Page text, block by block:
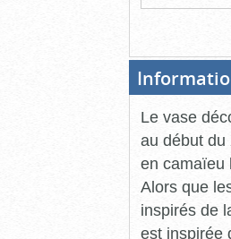
Le vase
au début du
en camaïeu
Alors que
inspirés de
est inspirée